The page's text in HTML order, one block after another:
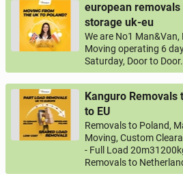
european
storage uk-eu
We are No1 Man&Van,
Moving operating 6
Saturday, Door to Door.
Kanguro Removals
to EU
Removals to Poland,
Moving, Custom
- Full Load
Removals to